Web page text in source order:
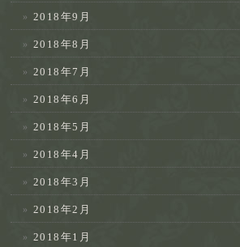
2018年9月
2018年8月
2018年7月
2018年6月
2018年5月
2018年4月
2018年3月
2018年2月
2018年1月